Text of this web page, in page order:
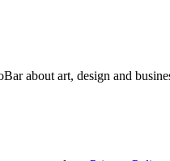
about art, design and